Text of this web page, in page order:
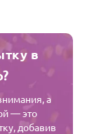
в
а
— это
добавив